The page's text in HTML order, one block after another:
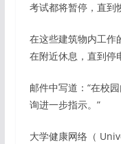
考试都将暂停，直到
在这些建筑物内工作
在附近休息，直到停
邮件中写道：“在校
询进一步指示。”
大学健康网络（